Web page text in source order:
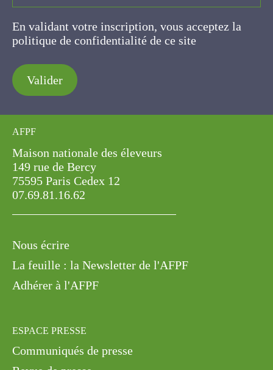
En validant votre inscription, vous acceptez la
politique de confidentialité de ce site
Valider
AFPF
Maison nationale des éleveurs
149 rue de Bercy
75595 Paris Cedex 12
07.69.81.16.62
Nous écrire
La feuille : la Newsletter de l'AFPF
Adhérer à l'AFPF
ESPACE PRESSE
Communiqués de presse